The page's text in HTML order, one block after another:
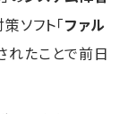
ソフト「ファル
れたことで前日